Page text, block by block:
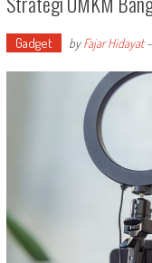
Gadget byFajar Hidayat-